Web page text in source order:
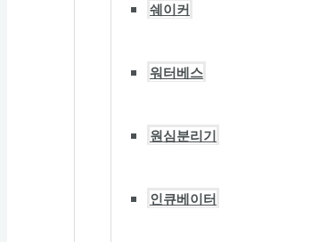
쉐이커
워터베스
원심분리기
인큐베이터